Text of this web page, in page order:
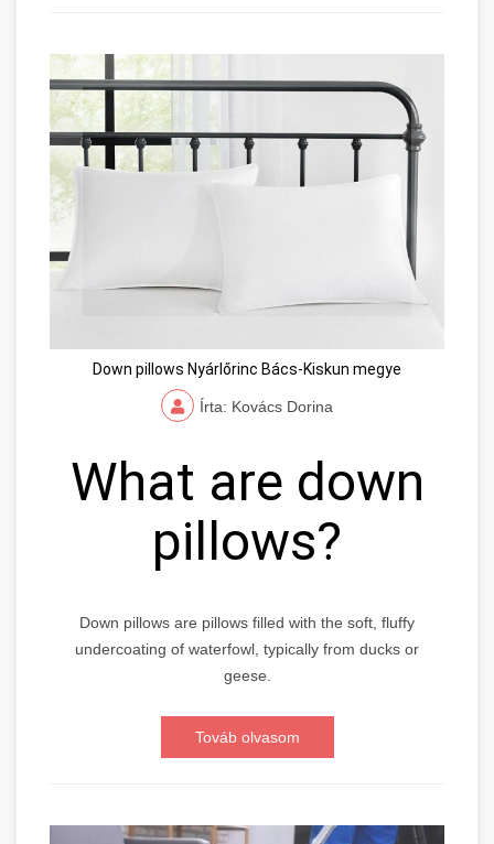
Down pillows Nyárlőrinc Bács-Kiskun megye
Írta: Kovács Dorina
What are down
pillows?
Down pillows are pillows filled with the soft, fluffy
undercoating of waterfowl, typically from ducks or
geese.
Továb olvasom